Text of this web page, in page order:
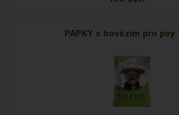
PAPKY s hovězím pro psy